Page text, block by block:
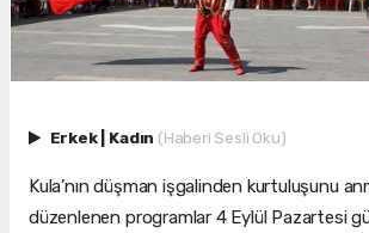
Erkek Kadın (Haberi Sesli Oku)
Kula’nın düşman işgalinden kurtuluşunu
düzenlenen programlar 4 Eylül Pazartesi